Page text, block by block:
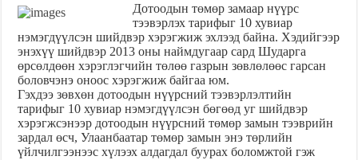
Дотоодын төмөр замаар нүүрс
тээвэрлэх тарифыг 10 хувиар
нэмэгдүүлсэн шийдвэр хэрэгжиж эхлээд байна. Хэдийгээр
энэхүү шийдвэр 2013 оны наймдугаар сард Шударга
өрсөлдөөн хэрэглэгчийн төлөө газрын зөвлөлөөс гарсан
боловчэнэ оноос хэрэгжиж байгаа юм.
Гэхдээ зөвхөн дотоодын нүүрсний тээвэрлэлтийн
тарифыг 10 хувиар нэмэгдүүлсэн бөгөөд уг шийдвэр
хэрэгжсэнээр дотоодын нүүрсний төмөр замын тээврийн
зардал өсч, Улаанбаатар төмөр замын энэ төрлийн
үйлчилгээнээс хүлээх алдагдал буурах боломжтой гэж